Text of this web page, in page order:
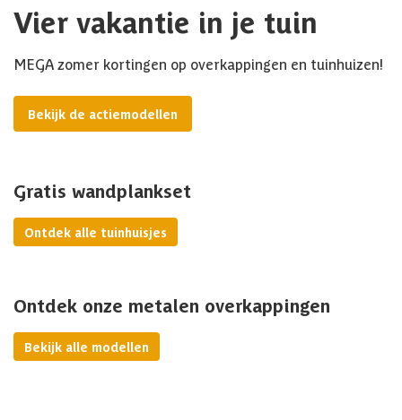
Vier vakantie in je tuin
MEGA zomer kortingen op overkappingen en tuinhuizen!
Bekijk de actiemodellen
Gratis wandplankset
Ontdek alle tuinhuisjes
Ontdek onze metalen overkappingen
Bekijk alle modellen